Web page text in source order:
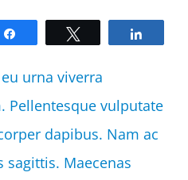
urna viverra
Pellentesque vulputate
dapibus. Nam ac
Maecenas